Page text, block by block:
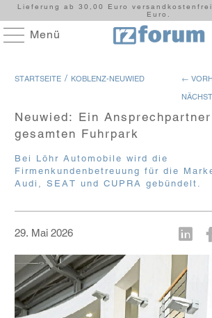
Lieferung ab 30,00 Euro
Euro.
Menü
STARTSEITE / KOBLENZ-NEUWIED ←
Neuwied: Ein
gesamten Fuhrpark
Bei Löhr Automobile wird die
Firmenkundenbetreuung für die
Audi, SEAT und CUPRA gebündelt.
29. Mai 2026